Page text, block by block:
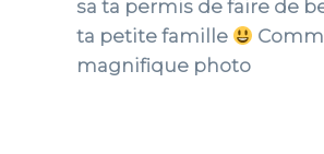
sa ta permis de faire de
ta petite famille
magnifique photo